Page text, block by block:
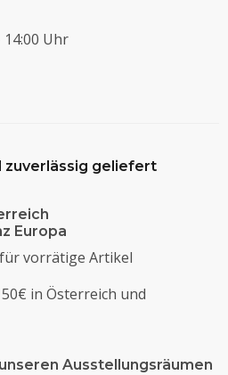
Uhr
zuverlässig geliefert
Europa
vorrätige Artikel
in Österreich und
Ausstellungsräumen